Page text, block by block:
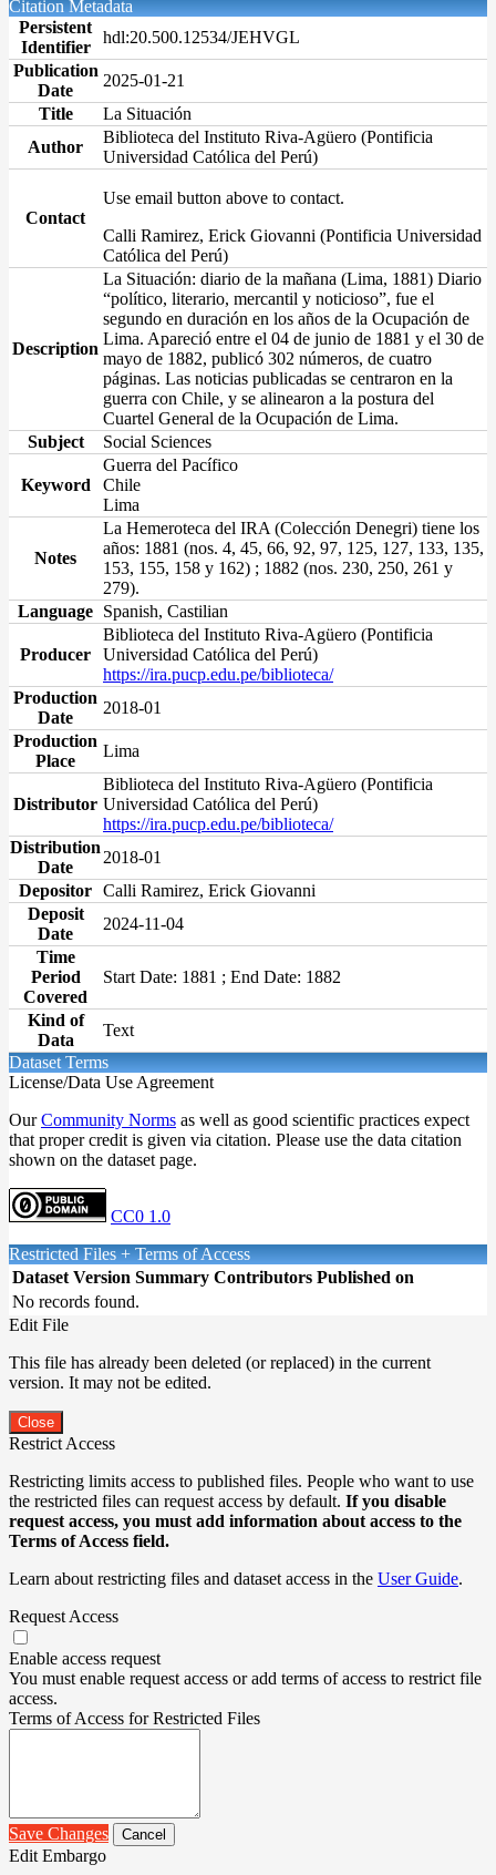
Citation Metadata
Persistent
Identifier
hdl:20.500.12534/JEHVGL
Publication
Date
2025-01-21
Title
La Situación
Author
Biblioteca del Instituto Riva-Agüero (Pontificia
Universidad Católica del Perú)
Contact
Use email button above to contact.
Calli Ramirez, Erick Giovanni (Pontificia Universidad
Católica del Perú)
Description
La Situación: diario de la mañana (Lima, 1881) Diario
“político, literario, mercantil y noticioso”, fue el
segundo en duración en los años de la Ocupación de
Lima. Apareció entre el 04 de junio de 1881 y el 30 de
mayo de 1882, publicó 302 números, de cuatro
páginas. Las noticias publicadas se centraron en la
guerra con Chile, y se alinearon a la postura del
Cuartel General de la Ocupación de Lima.
Subject
Social Sciences
Keyword
Guerra del Pacífico
Chile
Lima
Notes
La Hemeroteca del IRA (Colección Denegri) tiene los
años: 1881 (nos. 4, 45, 66, 92, 97, 125, 127, 133, 135,
153, 155, 158 y 162) ; 1882 (nos. 230, 250, 261 y
279).
Language Spanish, Castilian
Producer
Biblioteca del Instituto Riva-Agüero (Pontificia
Universidad Católica del Perú)
https://ira.pucp.edu.pe/biblioteca/
Production
Date
2018-01
Production
Place
Lima
Distributor
Biblioteca del Instituto Riva-Agüero (Pontificia
Universidad Católica del Perú)
https://ira.pucp.edu.pe/biblioteca/
Distribution
Date
2018-01
Depositor Calli Ramirez, Erick Giovanni
Deposit
Date
2024-11-04
Time
Period
Covered
Start Date: 1881 ; End Date: 1882
Kind of
Data
Text
Dataset Terms
License/Data Use Agreement
OurCommunity Norms as well as good scientific practices expect
that proper credit is given via citation. Please use the data citation
shown on the dataset page.
CC0 1.0
Restricted Files + Terms of Access
Dataset Version Summary Contributors Published on
No records found.
Edit File
This file has already been deleted (or replaced) in the current
version. It may not be edited.
Close
Restrict Access
Restricting limits access to published files. People who want to use
the restricted files can request access by default. If you disable
request access, you must add information about access to the
Terms of Access field.
Learn about restricting files and dataset access in the User Guide.
Request Access
Enable access request
You must enable request access or add terms of access to restrict file
access.
Terms of Access for Restricted Files
Save Changes Cancel
Edit Embargo